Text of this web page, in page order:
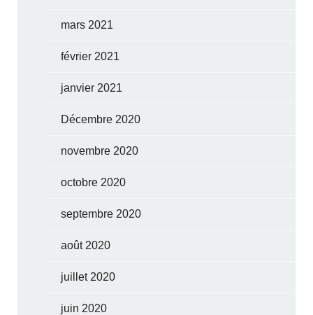
mars 2021
février 2021
janvier 2021
Décembre 2020
novembre 2020
octobre 2020
septembre 2020
août 2020
juillet 2020
juin 2020